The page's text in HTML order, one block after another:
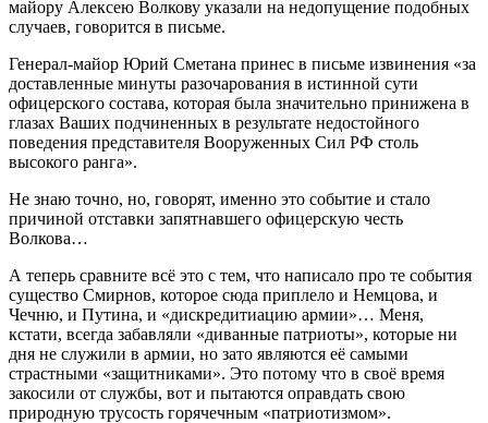
майору Алексею Волкову указали на недопущение подобных
случаев, говорится в письме.
Генерал-майор Юрий Сметана принес в письме извинения «за
доставленные минуты разочарования в истинной сути
офицерского состава, которая была значительно принижена в
глазах Ваших подчиненных в результате недостойного
поведения представителя Вооруженных Сил РФ столь
высокого ранга».
Не знаю точно, но, говорят, именно это событие и стало
причиной отставки запятнавшего офицерскую честь
Волкова…
А теперь сравните всё это с тем, что написало про те события
существо Смирнов, которое сюда приплело и Немцова, и
Чечню, и Путина, и «дискредитиацию армии»… Меня,
кстати, всегда забавляли «диванные патриоты», которые ни
дня не служили в армии, но зато являются её самыми
страстными «защитниками». Это потому что в своё время
закосили от службы, вот и пытаются оправдать свою
природную трусость горячечным «патриотизмом».